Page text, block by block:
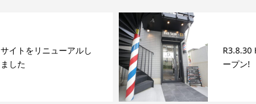
サイトをリニューアルし
ました
R3.8.30
ープン!